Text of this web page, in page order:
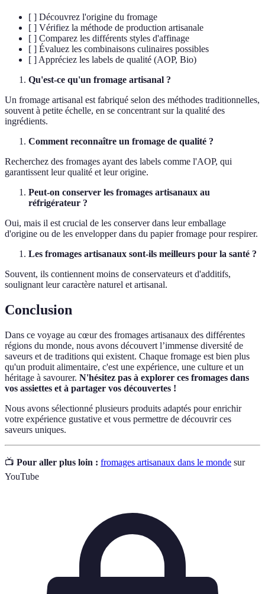
[ ] Découvrez l'origine du fromage
[ ] Vérifiez la méthode de production artisanale
[ ] Comparez les différents styles d'affinage
[ ] Évaluez les combinaisons culinaires possibles
[ ] Appréciez les labels de qualité (AOP, Bio)
Qu'est-ce qu'un fromage artisanal ?
Un fromage artisanal est fabriqué selon des méthodes traditionnelles,
souvent à petite échelle, en se concentrant sur la qualité des
ingrédients.
Comment reconnaître un fromage de qualité ?
Recherchez des fromages ayant des labels comme l'AOP, qui
garantissent leur qualité et leur origine.
Peut-on conserver les fromages artisanaux au
réfrigérateur ?
Oui, mais il est crucial de les conserver dans leur emballage
d'origine ou de les envelopper dans du papier fromage pour respirer.
Les fromages artisanaux sont-ils meilleurs pour la santé ?
Souvent, ils contiennent moins de conservateurs et d'additifs,
soulignant leur caractère naturel et artisanal.
Conclusion
Dans ce voyage au cœur des fromages artisanaux des différentes
régions du monde, nous avons découvert l’immense diversité de
saveurs et de traditions qui existent. Chaque fromage est bien plus
qu'un produit alimentaire, c'est une expérience, une culture et un
héritage à savourer. N'hésitez pas à explorer ces fromages dans
vos assiettes et à partager vos découvertes !
Nous avons sélectionné plusieurs produits adaptés pour enrichir
votre expérience gustative et vous permettre de découvrir ces
saveurs uniques.
📺 Pour aller plus loin : fromages artisanaux dans le monde sur
YouTube